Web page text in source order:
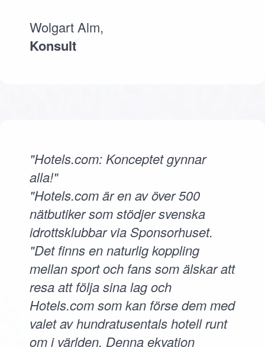
Wolgart Alm,
Konsult
"Hotels.com: Konceptet gynnar
alla!"
"Hotels.com är en av över 500
nätbutiker som stödjer svenska
idrottsklubbar via Sponsorhuset.
"Det finns en naturlig koppling
mellan sport och fans som älskar att
resa att följa sina lag och
Hotels.com som kan förse dem med
valet av hundratusentals hotell runt
om i världen. Denna ekvation